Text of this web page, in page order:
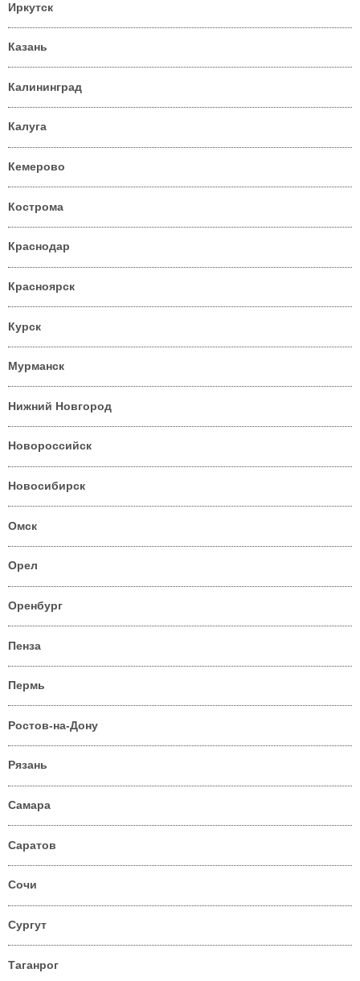
Иркутск
Казань
Калининград
Калуга
Кемерово
Кострома
Краснодар
Красноярск
Курск
Мурманск
Нижний Новгород
Новороссийск
Новосибирск
Омск
Орел
Оренбург
Пенза
Пермь
Ростов-на-Дону
Рязань
Самара
Саратов
Сочи
Сургут
Таганрог